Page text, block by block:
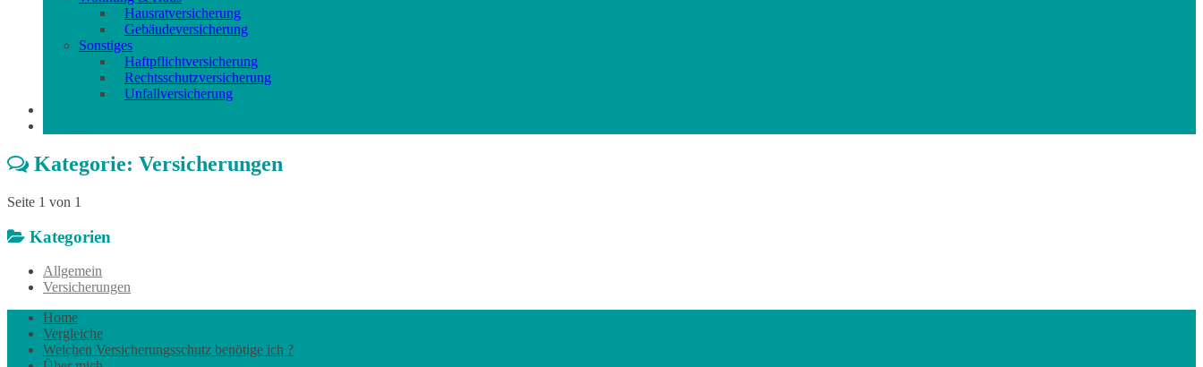
Hausratversicherung
Gebäudeversicherung
Sonstiges
Haftpflichtversicherung
Rechtsschutzversicherung
Unfallversicherung
Kategorie: Versicherungen
Seite 1 von 1
Kategorien
Allgemein
Versicherungen
Home
Vergleiche
Welchen Versicherungsschutz benötige ich ?